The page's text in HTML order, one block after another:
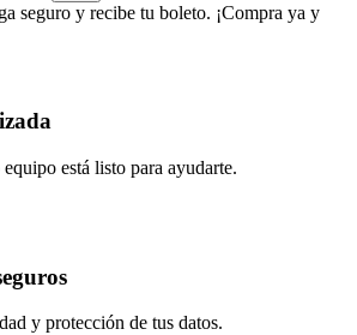
seguro y recibe tu boleto. ¡Compra ya y
está listo para ayudarte.
y protección de tus datos.